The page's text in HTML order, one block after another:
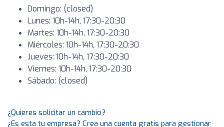
Domingo: (closed)
Lunes: 10h-14h, 17:30-20:30
Martes: 10h-14h, 17:30-20:30
Miércoles: 10h-14h, 17:30-20:30
Jueves: 10h-14h, 17:30-20:30
Viernes: 10h-14h, 17:30-20:30
Sábado: (closed)
¿Quieres solicitar un cambio?
¿Es esta tu empresa? Crea una cuenta gratis para gestionar